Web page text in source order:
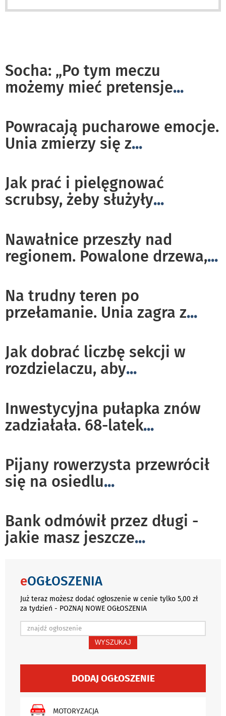
Socha: „Po tym meczu
możemy mieć pretensje...
Powracają pucharowe emocje.
Unia zmierzy się z...
Jak prać i pielęgnować
scrubsy, żeby służyły...
Nawałnice przeszły nad
regionem. Powalone drzewa,...
Na trudny teren po
przełamanie. Unia zagra z...
Jak dobrać liczbę sekcji w
rozdzielaczu, aby...
Inwestycyjna pułapka znów
zadziałała. 68-latek...
Pijany rowerzysta przewrócił
się na osiedlu...
Bank odmówił przez długi -
jakie masz jeszcze...
eOGŁOSZENIA
Już teraz możesz dodać ogłoszenie w cenie tylko 5,00 zł
za tydzień - POZNAJ NOWE OGŁOSZENIA
WYSZUKAJ
DODAJ OGŁOSZENIE
MOTORYZACJA